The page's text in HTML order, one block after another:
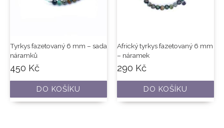
Tyrkys fazetovaný 6 mm – sada
náramků
450 Kč
DO KOŠÍKU
Africký tyrkys fazetovaný 6 mm
– náramek
290 Kč
DO KOŠÍKU